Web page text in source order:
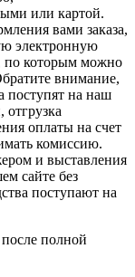
или картой.
вами заказа,
электронную
по которым можно
внимание,
поступят на наш
отгрузка
оплаты на счет
комиссию.
и выставления
сайте без
поступают на
после полной